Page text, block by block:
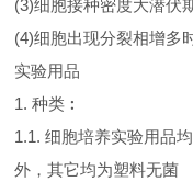
(3)细胞接种密度大潜伏
(4)细胞出现分裂相增多
实验用品
1. 种类︰
1.1. 细胞培养实验用品
外，其它均为塑料无菌